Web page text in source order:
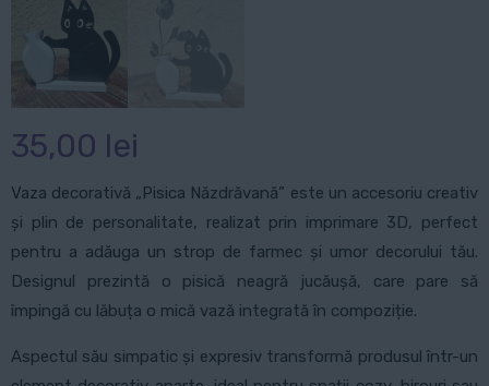
35,00 lei
Vaza decorativă „Pisica Năzdrăvană” este un accesoriu creativ
și plin de personalitate, realizat prin imprimare 3D, perfect
pentru a adăuga un strop de farmec și umor decorului tău.
Designul prezintă o pisică neagră jucăușă, care pare să
împingă cu lăbuța o mică vază integrată în compoziție.
Aspectul său simpatic și expresiv transformă produsul într-un